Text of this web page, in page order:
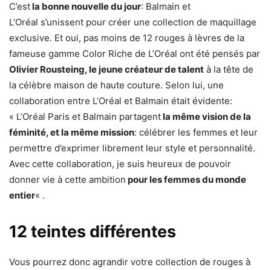
C’estla bonne nouvelle du jour: Balmain et
L’Oréal s’unissent pour créer une collection de maquillage
exclusive. Et oui, pas moins de 12 rouges à lèvres de la
fameuse gamme Color Riche de L’Oréal ont été pensés par
Olivier Rousteing, le jeune créateur de talent à la tête de
la célèbre maison de haute couture. Selon lui, une
collaboration entre L’Oréal et Balmain était évidente:
« L’Oréal Paris et Balmain partagentla même vision de la
féminité, et la même mission: célébrer les femmes et leur
permettre d’exprimer librement leur style et personnalité.
Avec cette collaboration, je suis heureux de pouvoir
donner vie à cette ambition pour les femmes du monde
entier« .
12 teintes différentes
Vous pourrez donc agrandir votre collection de rouges à